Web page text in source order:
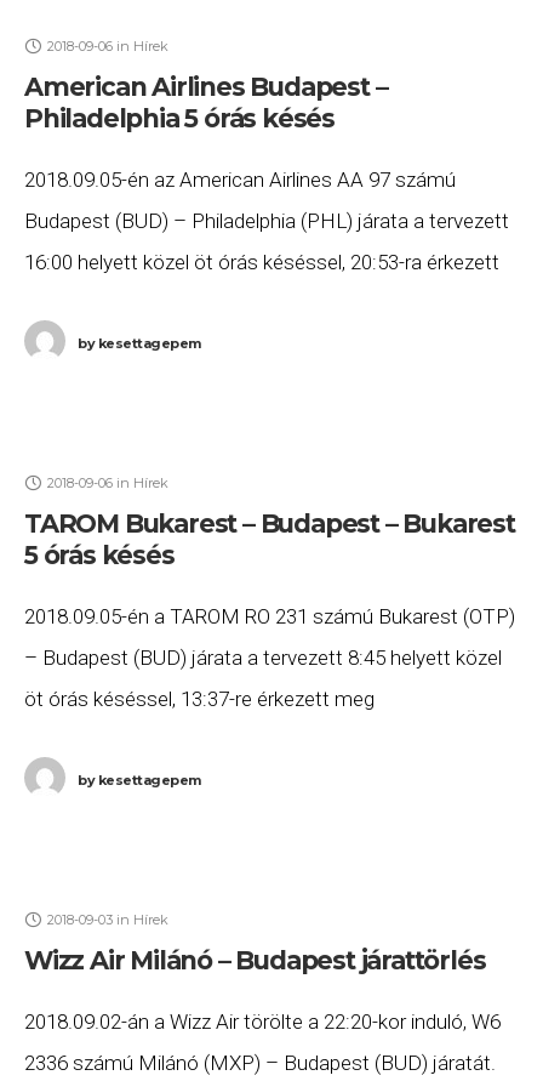
2018-09-06 in Hírek
American Airlines Budapest –
Philadelphia 5 órás késés
2018.09.05-én az American Airlines AA 97 számú
Budapest (BUD) – Philadelphia (PHL) járata a tervezett
16:00 helyett közel öt órás késéssel, 20:53-ra érkezett
bykesettagepem
2018-09-06 in Hírek
TAROM Bukarest – Budapest – Bukarest
5 órás késés
2018.09.05-én a TAROM RO 231 számú Bukarest (OTP)
– Budapest (BUD) járata a tervezett 8:45 helyett közel
öt órás késéssel, 13:37-re érkezett meg
bykesettagepem
2018-09-03 in Hírek
Wizz Air Milánó – Budapest járattörlés
2018.09.02-án a Wizz Air törölte a 22:20-kor induló, W6
2336 számú Milánó (MXP) – Budapest (BUD) járatát.